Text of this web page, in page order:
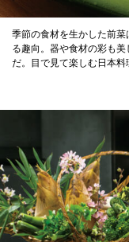
季節の食材を生かした前
る趣向。器や食材の彩も
だ。目で見て楽しむ日本料